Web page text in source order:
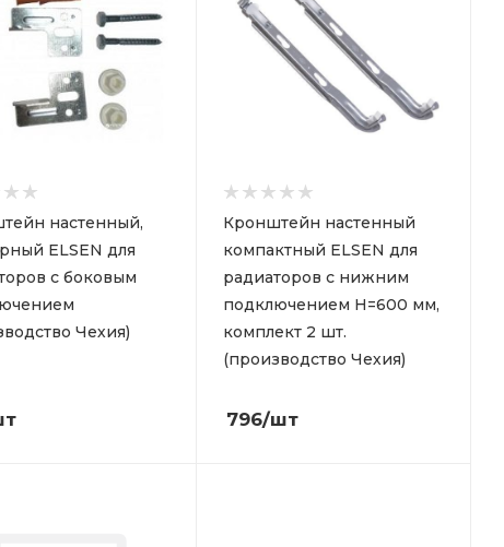
настенный,
ELSEN для
с боковым
Чехия)
Кронштейн настенный
компактный ELSEN для
радиаторов с нижним
подключением Н=600 мм,
комплект 2 шт.
(производство Чехия)
796/шт